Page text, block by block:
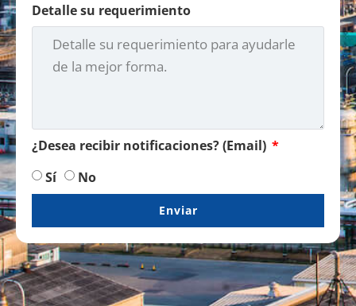
Detalle su requerimiento
¿Desea recibir notificaciones? (Email)
Sí
No
Enviar